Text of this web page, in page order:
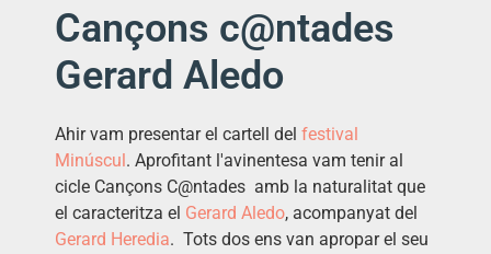
Cançons c@ntades
Gerard Aledo
Ahir vam presentar el cartell del festival
Minúscul. Aprofitant l'avinentesa vam tenir al
cicle Cançons C@ntades amb la naturalitat que
el caracteritza el Gerard Aledo, acompanyat del
Gerard Heredia. Tots dos ens van apropar el seu